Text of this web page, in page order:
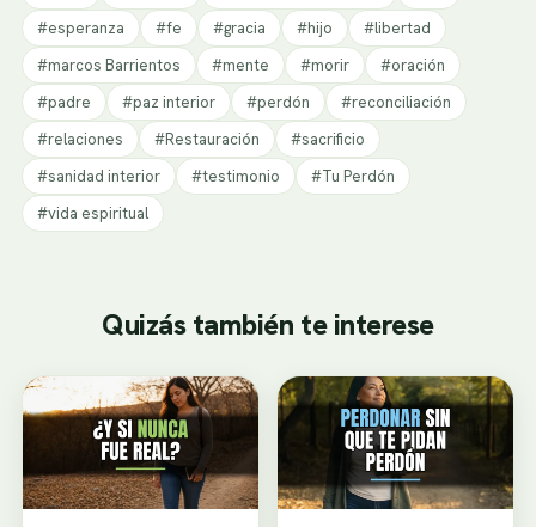
#esperanza
#fe #gracia #hijo
#libertad
#marcos Barrientos
#mente #morir
#oración
#padre
#paz interior #perdón
#reconciliación
#relaciones
#Restauración
#sacrificio
#sanidad interior
#testimonio
#Tu Perdón
#vida espiritual
Quizás también te interese